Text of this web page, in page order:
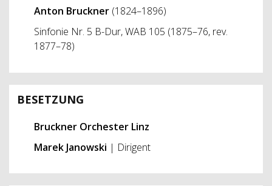
Anton Bruckner (1824–1896)
Sinfonie Nr. 5 B-Dur, WAB 105 (1875–76, rev.
1877–78)
BESETZUNG
Bruckner Orchester Linz
Marek Janowski | Dirigent